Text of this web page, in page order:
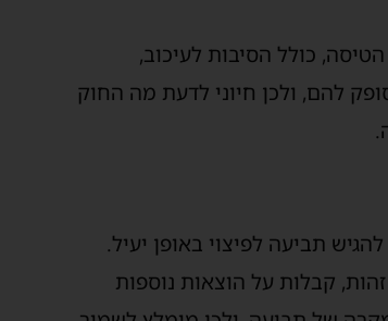
כולל הסיבות לעיכוב,
להם, ולכן חיוני לדעת מה החוק
תביעה לפיצוי באופן יעיל.
קבלות על הוצאות נוספות